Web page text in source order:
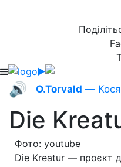
🔊 O.Torvald —
Die
Фото: youtube
Die Kreatur — проєкт